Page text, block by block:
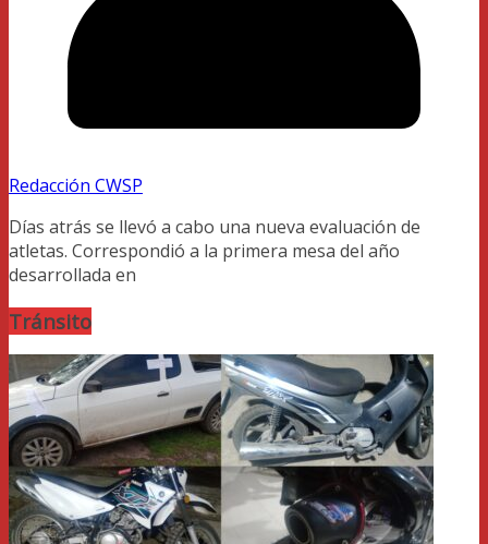
Redacción CWSP
Días atrás se llevó a cabo una nueva evaluación de
atletas. Correspondió a la primera mesa del año
desarrollada en
Tránsito